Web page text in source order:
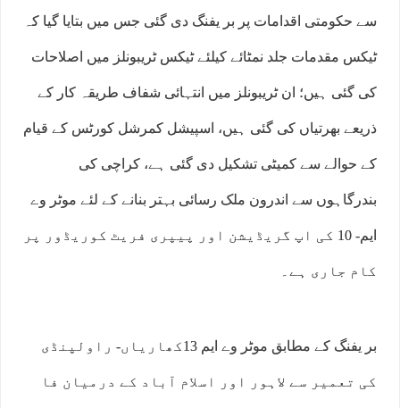
سے حکومتی اقدامات پر بر یفنگ دی گئی جس میں بتایا گیا کہ
ٹیکس مقدمات جلد نمٹائے کیلئے ٹیکس ٹریبونلز میں اصلاحات
کی گئی ہیں؛ ان ٹریبونلز میں انتہائی شفاف طریقہ کار کے
ذریعے بھرتیاں کی گئی ہیں، اسپیشل کمرشل کورٹس کے قیام
کے حوالے سے کمیٹی تشکیل دی گئی ہے، کراچی کی
بندرگاہوں سے اندرون ملک رسائی بہتر بنانے کے لئے موٹر وے
ایم- 10 کی اپ گریڈیشن اور پیپری فریٹ کوریڈور پر
کام جاری ہے۔
بر یفنگ کے مطابق موٹر وے ایم 13کھاریاں- راولپنڈی
کی تعمیر سے لاہور اور اسلام آباد کے درمیان فا